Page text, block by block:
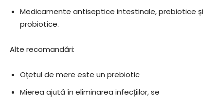
Medicamente antiseptice intestinale, prebiotice și
probiotice.
Alte recomandări:
Oțetul de mere este un prebiotic
Mierea ajută în eliminarea infecțiilor, se